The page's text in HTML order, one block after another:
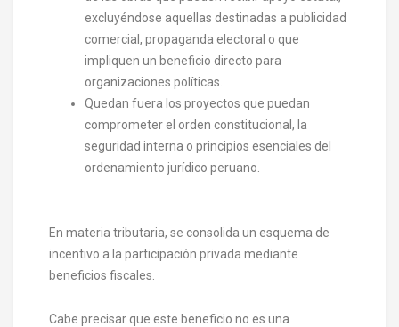
excluyéndose aquellas destinadas a publicidad
comercial, propaganda electoral o que
impliquen un beneficio directo para
organizaciones políticas.
Quedan fuera los proyectos que puedan
comprometer el orden constitucional, la
seguridad interna o principios esenciales del
ordenamiento jurídico peruano.
En materia tributaria, se consolida un esquema de
incentivo a la participación privada mediante
beneficios fiscales.
Cabe precisar que este beneficio no es una